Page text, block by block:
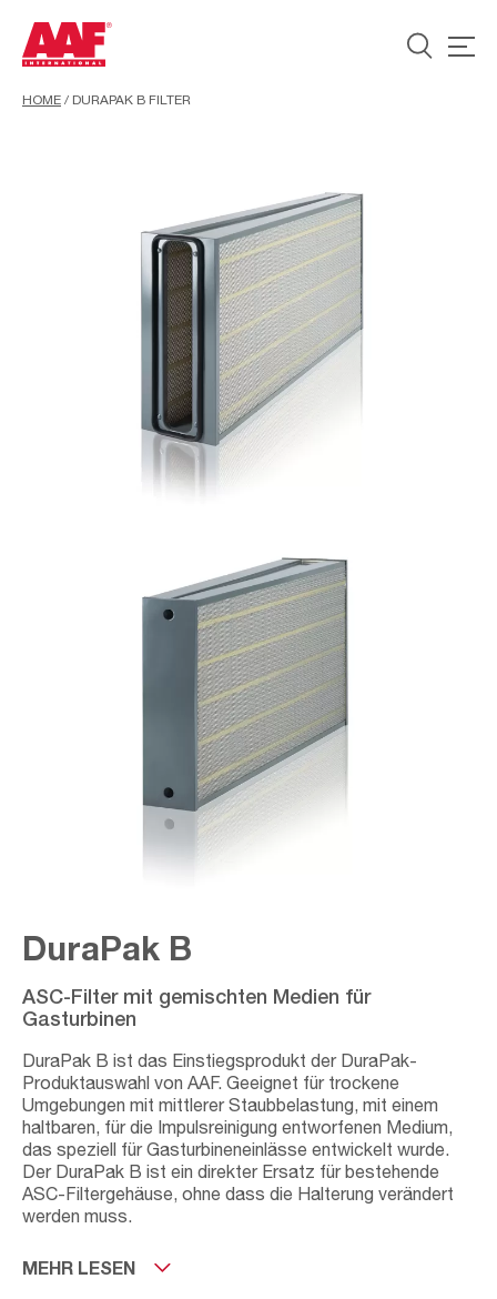
HOME / DURAPAK B FILTER
DuraPak B
ASC-Filter mit gemischten Medien für
Gasturbinen
DuraPak B ist das Einstiegsprodukt der DuraPak-
Produktauswahl von AAF. Geeignet für trockene
Umgebungen mit mittlerer Staubbelastung, mit einem
haltbaren, für die Impulsreinigung entworfenen Medium,
das speziell für Gasturbineneinlässe entwickelt wurde.
Der DuraPak B ist ein direkter Ersatz für bestehende
ASC-Filtergehäuse, ohne dass die Halterung verändert
werden muss.
Der DuraPak B hat eine Effizienz von M6 (MERV 12),
MEHR LESEN